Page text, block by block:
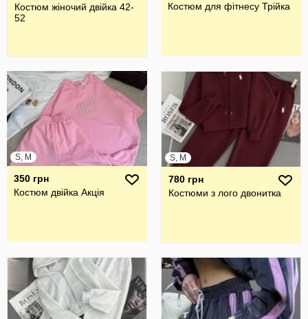
Костюм жіночий двійка 42-
52
Костюм для фітнесу Трійка
S, M
350 грн
Костюм двійка Акція
S, M
780 грн
Костюми з лого двонитка